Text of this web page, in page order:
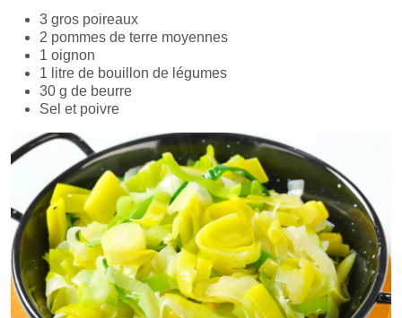
3 gros poireaux
2 pommes de terre moyennes
1 oignon
1 litre de bouillon de légumes
30 g de beurre
Sel et poivre